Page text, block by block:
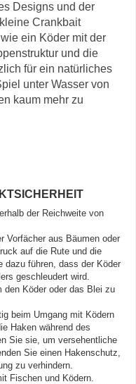
Designs und der
Crankbait
ein Köder mit der
und die
für ein natürliches
unter Wasser von
kaum mehr zu
der Reichweite von
Vorfächer aus Bäumen oder
auf die Rute und die
dazu führen, dass der Köder
geschleudert wird.
den Köder oder das Blei zu
beim Umgang mit Ködern
Haken während des
Sie sie, um versehentliche
Sie einen Hakenschutz,
zu verhindern.
Fischen und Ködern.